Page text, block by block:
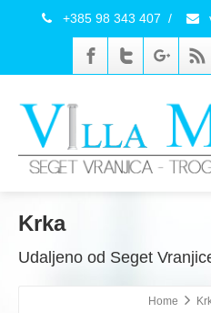
+385 98 343 407 /
Krka
Udaljeno od Seget
Home